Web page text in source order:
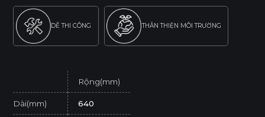
DỄ THI CÔNG THÂN THIỆN MÔI TRƯỜNG
Rộng(mm)
Dài(mm) 640